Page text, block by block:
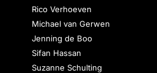
Rico Verhoeven
Michael van Gerwen
Jenning de Boo
Sifan Hassan
Suzanne Schulting